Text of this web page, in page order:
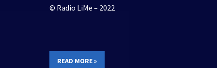
© Radio LiMe – 2022
READ MORE »